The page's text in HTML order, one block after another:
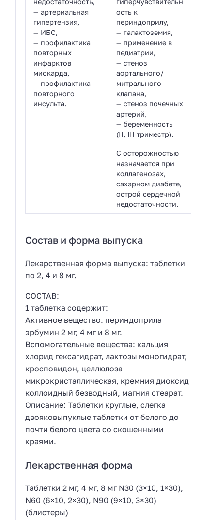
недостаточность,
— артериальная
гипертензия,
— ИБС,
— профилактика
повторных
инфарктов
миокарда,
— профилактика
повторного
инсульта.
гиперчувствительн
ость к
периндоприлу,
— галактоземия,
— применение в
педиатрии,
— стеноз
аортального/
митрального
клапана,
— стеноз почечных
артерий,
— беременность
(II, III триместр).
С осторожностью
назначается при
коллагенозах,
сахарном диабете,
острой сердечной
недостаточности.
Состав и форма выпуска
Лекарственная форма выпуска: таблетки
по 2, 4 и 8 мг.
СОСТАВ:
1 таблетка содержит:
Активное вещество: периндоприла
эрбумин 2 мг, 4 мг и 8 мг.
Вспомогательные вещества: кальция
хлорид гексагидрат, лактозы моногидрат,
кросповидон, целлюлоза
микрокристаллическая, кремния диоксид
коллоидный безводный, магния стеарат.
Описание: Таблетки круглые, слегка
двояковыпуклые таблетки от белого до
почти белого цвета со скошенными
краями.
Лекарственная форма
Таблетки 2 мг, 4 мг, 8 мг N30 (3×10, 1×30),
N60 (6×10, 2×30), N90 (9×10, 3×30)
(блистеры)